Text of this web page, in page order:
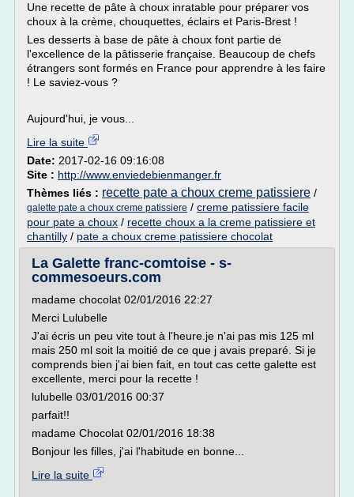
Une recette de pâte à choux inratable pour préparer vos
choux à la crème, chouquettes, éclairs et Paris-Brest !
Les desserts à base de pâte à choux font partie de
l'excellence de la pâtisserie française. Beaucoup de chefs
étrangers sont formés en France pour apprendre à les faire
! Le saviez-vous ?
Aujourd'hui, je vous...
Lire la suite
Date: 2017-02-16 09:16:08
Site : http://www.enviedebienmanger.fr
Thèmes liés : recette pate a choux creme patissiere /
galette pate a choux creme patissiere / creme patissiere facile
pour pate a choux / recette choux a la creme patissiere et
chantilly / pate a choux creme patissiere chocolat
La Galette franc-comtoise - s-
commesoeurs.com
madame chocolat 02/01/2016 22:27
Merci Lulubelle
J'ai écris un peu vite tout à l'heure.je n'ai pas mis 125 ml
mais 250 ml soit la moitié de ce que j avais preparé. Si je
comprends bien j'ai bien fait, en tout cas cette galette est
excellente, merci pour la recette !
lulubelle 03/01/2016 00:37
parfait!!
madame Chocolat 02/01/2016 18:38
Bonjour les filles, j'ai l'habitude en bonne...
Lire la suite